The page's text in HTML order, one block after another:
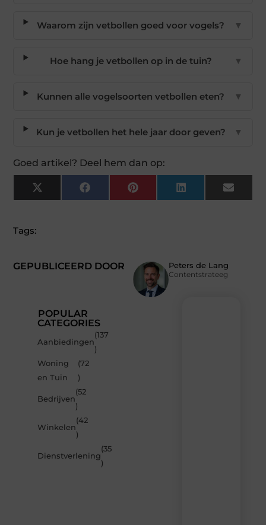
Waarom zijn vetbollen goed voor vogels? ▼
Hoe hang je vetbollen op in de tuin? ▼
Kunnen alle vogelsoorten vetbollen eten? ▼
Kun je vetbollen het hele jaar door geven? ▼
Goed artikel? Deel hem dan op:
X
(Twitter)
FacebookPinterest LinkedIn Email
GEPUBLICEERD DOOR Peters de Lang
Contentstrateeg
Tags:
POPULAR
CATEGORIES
Aanbiedingen
(137
)
Woning
en Tuin
(72
)
Bedrijven
(52
)
Winkelen
(42
)
Dienstverlening
(35
)